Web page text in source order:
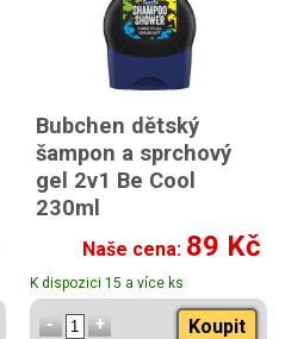
Bubchen dětský
šampon a sprchový
gel 2v1 Be Cool
230ml
Naše cena: 89 Kč
K dispozici 15 a více ks
Koupit